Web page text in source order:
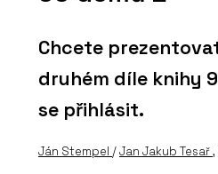
Chcete
druhém díle knihy
se přihlásit.
Ján Stempel /Jan Jakub Tesař,